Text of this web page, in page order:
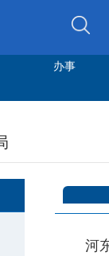
办事
河